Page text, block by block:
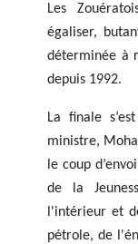
Les
égaliser,
déterminée à
depuis 1992.
La finale
ministre,
le coup
de la
l'intérieur et
pétrole, de